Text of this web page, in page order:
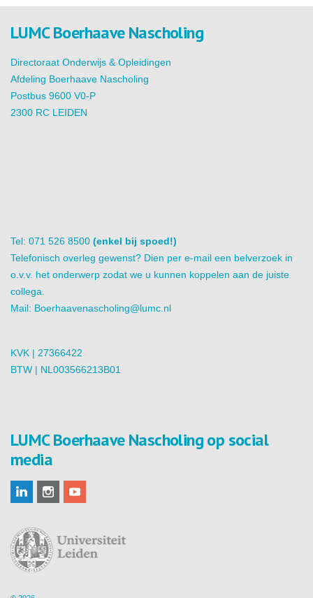
LUMC Boerhaave Nascholing
Directoraat Onderwijs & Opleidingen
Afdeling Boerhaave Nascholing
Postbus 9600 V0-P
2300 RC LEIDEN
Tel: 071 526 8500 (enkel bij spoed!)
Telefonisch overleg gewenst? Dien per e-mail een belverzoek in
o.v.v. het onderwerp zodat we u kunnen koppelen aan de juiste
collega.
Mail: Boerhaavenascholing@lumc.nl
KVK | 27366422
BTW | NL003566213B01
LUMC Boerhaave Nascholing op social
media